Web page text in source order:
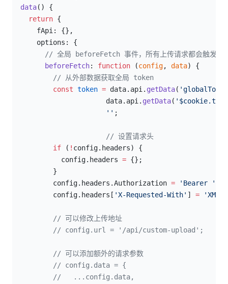
  data
() {
    return
{
      fApi: {},
      options: {
        // 全局 beforeFetch 事件，所有上传请求都会触发
        beforeFetch
: function (config, data) {
          // 从外部数据获取全局 token
          const
token = data.api. getData(
                       data.api.
getData(
                       ''
;
// 设置请求头
          if
( ! config.headers) {
            config.headers
= {};
          }
          config.headers.Authorization
= 'Bearer '
          config.headers[
'X-Requested-With' ] =
// 可以修改上传地址
          // config.url = '/api/custom-upload';
// 可以添加额外的请求参数
          // config.data = {
          //   ...config.data,